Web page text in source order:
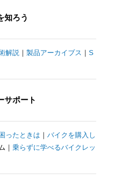
知ろう
解説 ｜ 製品アーカイブス ｜ S
サポート
ったときは ｜ バイクを購入し
｜ 乗らずに学べるバイクレッ